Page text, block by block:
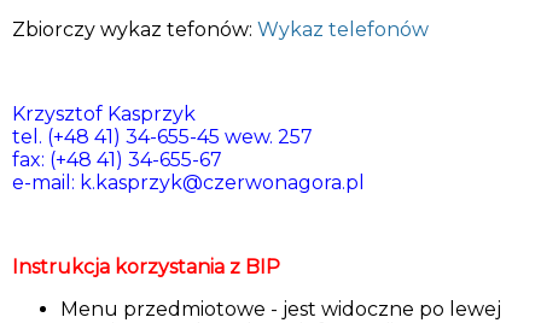
Zbiorczy wykaz tefonów: Wykaz telefonów
Krzysztof Kasprzyk
tel. (+48 41) 34-655-45 wew. 257
fax: (+48 41) 34-655-67
e-mail: k.kasprzyk@czerwonagora.pl
Instrukcja korzystania z BIP
Menu przedmiotowe - jest widoczne po lewej